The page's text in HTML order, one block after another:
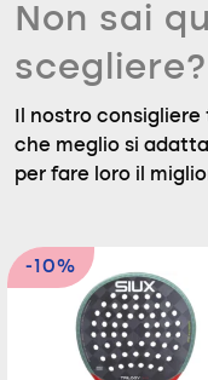
Non sai
scegliere?
Il nostro
che meglio si
per fare loro il
-10%